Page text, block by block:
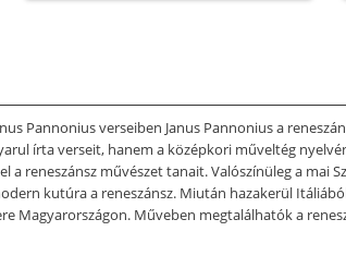
Pannonius verseiben Janus Pannonius a
írta verseit, hanem a középkori műveltég
a reneszánsz művészet tanait. Valószínüleg a
kutúra a reneszánsz. Miután hazakerül
Magyarországon. Műveben megtalálhatók a